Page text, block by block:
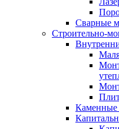
Сварные
Строительно-
Каменные